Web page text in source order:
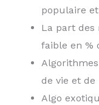
populaire
La part des
faible en %
de vie et
Algo